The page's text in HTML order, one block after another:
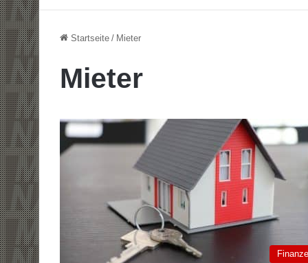
Startseite / Mieter
Mieter